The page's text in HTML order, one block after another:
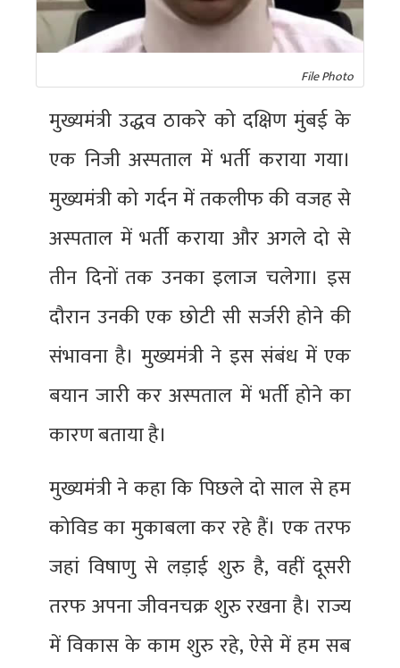
File Photo
मुख्यमंत्री उद्धव ठाकरे को दक्षिण मुंबई के
एक निजी अस्पताल में भर्ती कराया गया।
मुख्यमंत्री को गर्दन में तकलीफ की वजह से
अस्पताल में भर्ती कराया और अगले दो से
तीन दिनों तक उनका इलाज चलेगा। इस
दौरान उनकी एक छोटी सी सर्जरी होने की
संभावना है। मुख्यमंत्री ने इस संबंध में एक
बयान जारी कर अस्पताल में भर्ती होने का
कारण बताया है।
मुख्यमंत्री ने कहा कि पिछले दो साल से हम
कोविड का मुकाबला कर रहे हैं। एक तरफ
जहां विषाणु से लड़ाई शुरु है, वहीं दूसरी
तरफ अपना जीवनचक्र शुरु रखना है। राज्य
में विकास के काम शुरु रहे, ऐसे में हम सब